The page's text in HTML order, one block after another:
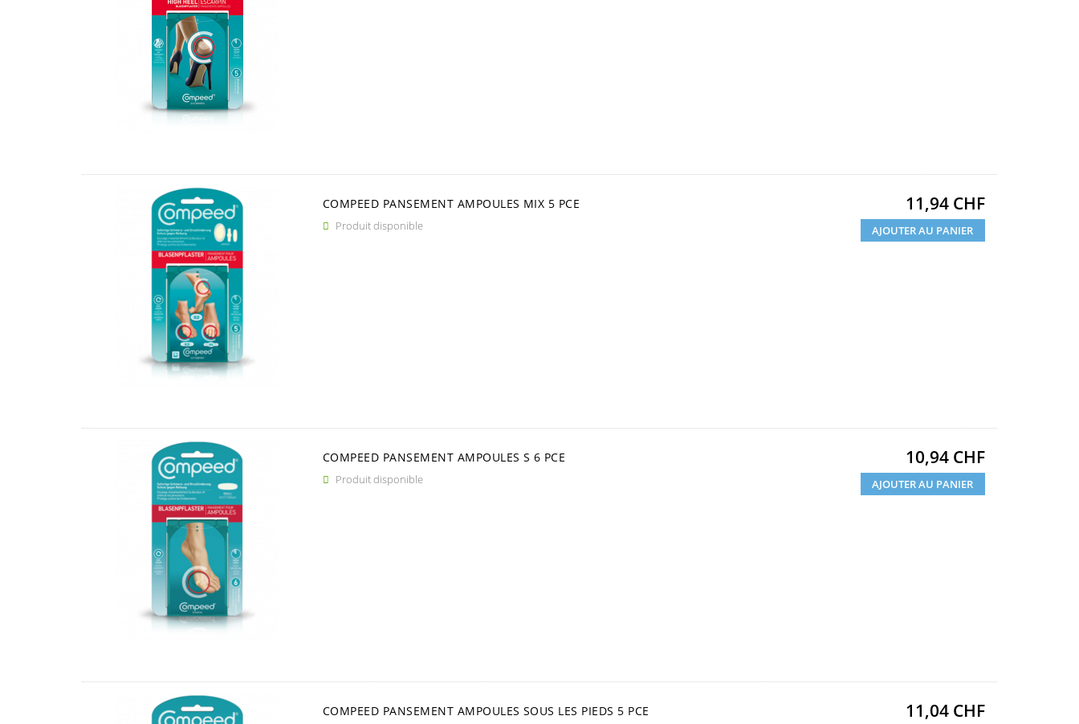
COMPEED PANSEMENT AMPOULES MIX 5 PCE
 Produit disponible
Prix
11,94 CHF
AJOUTER AU PANIER
COMPEED PANSEMENT AMPOULES S 6 PCE
 Produit disponible
Prix
10,94 CHF
AJOUTER AU PANIER
COMPEED PANSEMENT AMPOULES SOUS LES PIEDS 5 PCE Prix
11,04 CHF